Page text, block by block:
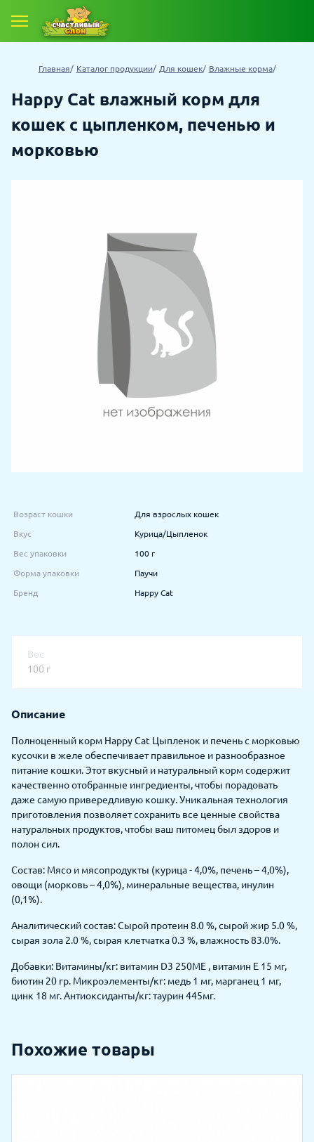
Главная Каталог продукции Для кошек Влажные корма
Happy Cat влажный корм для
кошек с цыпленком, печенью и
морковью
Возраст кошки Для взрослых кошек
Вкус Курица/Цыпленок
Вес упаковки 100 г
Форма упаковки Паучи
Бренд Happy Cat
Вес
100 г
Описание
Полноценный корм Happy Cat Цыпленок и печень с морковью
кусочки в желе обеспечивает правильное и разнообразное
питание кошки. Этот вкусный и натуральный корм содержит
качественно отобранные ингредиенты, чтобы порадовать
даже самую привередливую кошку. Уникальная технология
приготовления позволяет сохранить все ценные свойства
натуральных продуктов, чтобы ваш питомец был здоров и
полон сил.
Состав: Мясо и мясопродукты (курица - 4,0%, печень – 4,0%),
овощи (морковь – 4,0%), минеральные вещества, инулин
(0,1%).
Аналитический состав: Сырой протеин 8.0 %, сырой жир 5.0 %,
сырая зола 2.0 %, сырая клетчатка 0.3 %, влажность 83.0%.
Добавки: Витамины/кг: витамин D3 250МЕ , витамин Е 15 мг,
биотин 20 гр. Микроэлементы/кг: медь 1 мг, марганец 1 мг,
цинк 18 мг. Антиоксиданты/кг: таурин 445мг.
Похожие товары